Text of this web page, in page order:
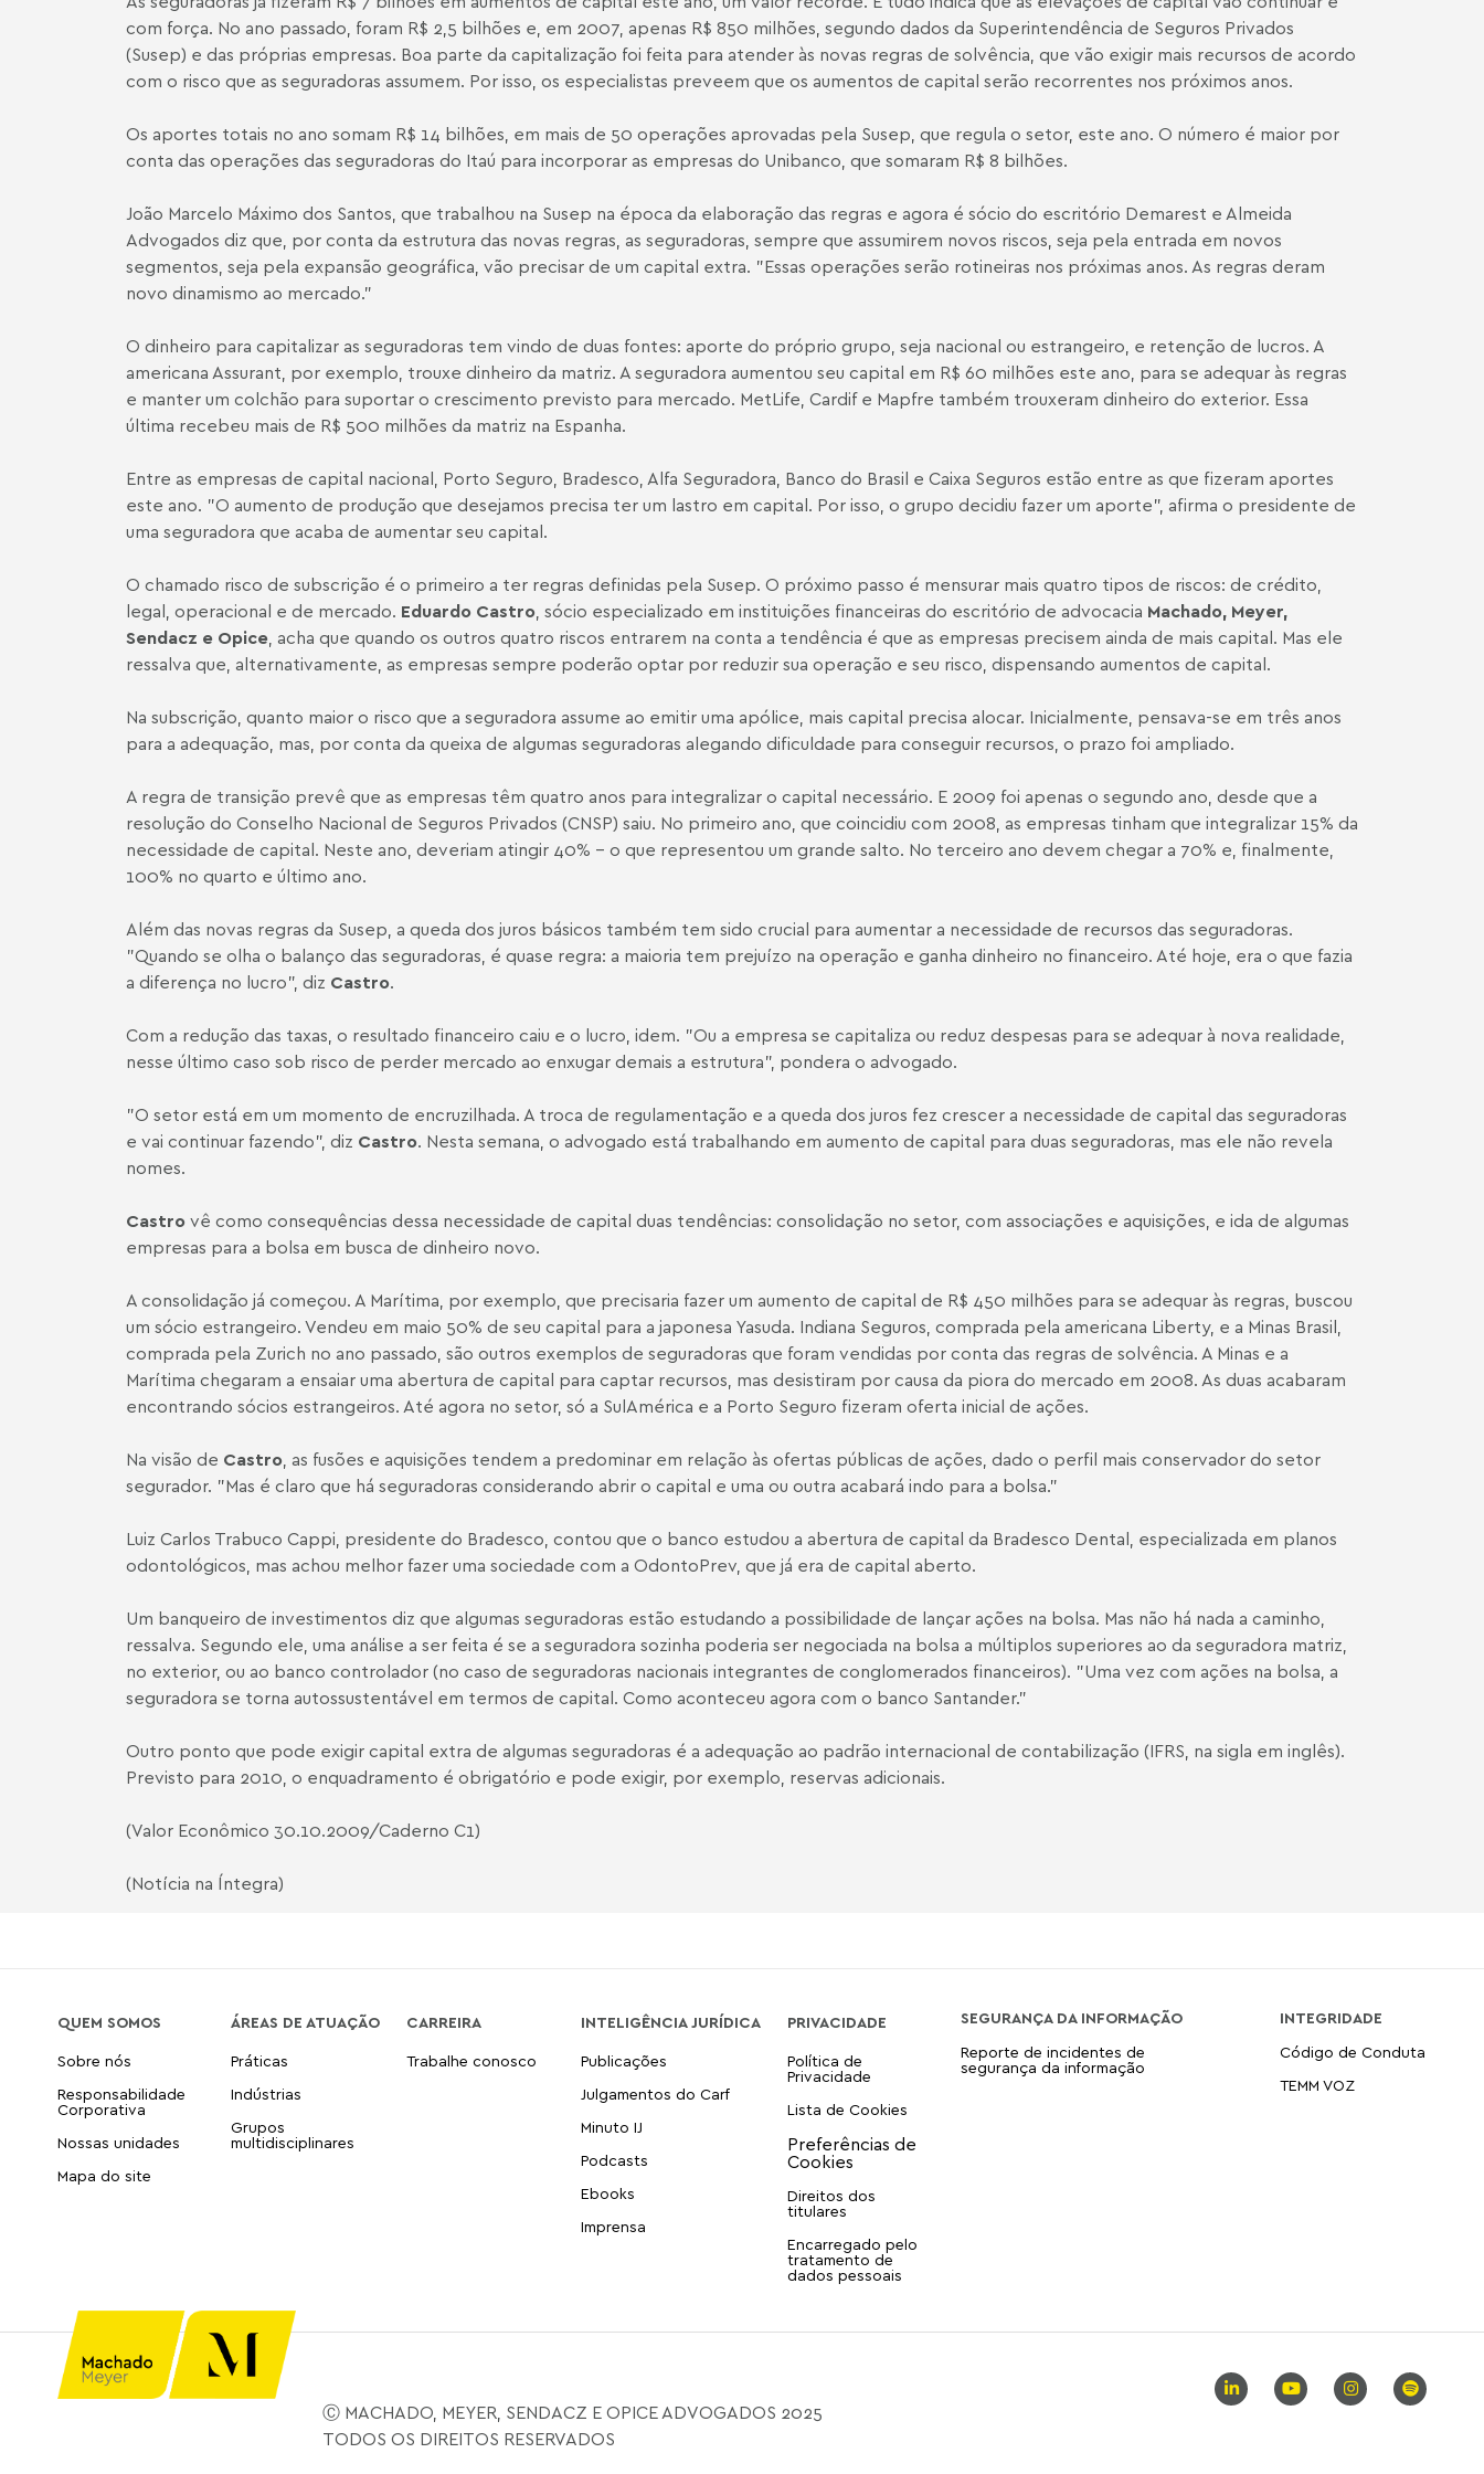
com força. No ano passado, foram R$ 2,5 bilhões e, em 2007, apenas R$ 850 milhões, segundo dados da Superintendência de Seguros Privados
(Susep) e das próprias empresas. Boa parte da capitalização foi feita para atender às novas regras de solvência, que vão exigir mais recursos de acordo
com o risco que as seguradoras assumem. Por isso, os especialistas preveem que os aumentos de capital serão recorrentes nos próximos anos.
Os aportes totais no ano somam R$ 14 bilhões, em mais de 50 operações aprovadas pela Susep, que regula o setor, este ano. O número é maior por
conta das operações das seguradoras do Itaú para incorporar as empresas do Unibanco, que somaram R$ 8 bilhões.
João Marcelo Máximo dos Santos, que trabalhou na Susep na época da elaboração das regras e agora é sócio do escritório Demarest e Almeida
Advogados diz que, por conta da estrutura das novas regras, as seguradoras, sempre que assumirem novos riscos, seja pela entrada em novos
segmentos, seja pela expansão geográfica, vão precisar de um capital extra. "Essas operações serão rotineiras nos próximas anos. As regras deram
novo dinamismo ao mercado."
O dinheiro para capitalizar as seguradoras tem vindo de duas fontes: aporte do próprio grupo, seja nacional ou estrangeiro, e retenção de lucros. A
americana Assurant, por exemplo, trouxe dinheiro da matriz. A seguradora aumentou seu capital em R$ 60 milhões este ano, para se adequar às regras
e manter um colchão para suportar o crescimento previsto para mercado. MetLife, Cardif e Mapfre também trouxeram dinheiro do exterior. Essa
última recebeu mais de R$ 500 milhões da matriz na Espanha.
Entre as empresas de capital nacional, Porto Seguro, Bradesco, Alfa Seguradora, Banco do Brasil e Caixa Seguros estão entre as que fizeram aportes
este ano. "O aumento de produção que desejamos precisa ter um lastro em capital. Por isso, o grupo decidiu fazer um aporte", afirma o presidente de
uma seguradora que acaba de aumentar seu capital.
O chamado risco de subscrição é o primeiro a ter regras definidas pela Susep. O próximo passo é mensurar mais quatro tipos de riscos: de crédito,
legal, operacional e de mercado. Eduardo Castro, sócio especializado em instituições financeiras do escritório de advocacia Machado, Meyer,
Sendacz e Opice, acha que quando os outros quatro riscos entrarem na conta a tendência é que as empresas precisem ainda de mais capital. Mas ele
ressalva que, alternativamente, as empresas sempre poderão optar por reduzir sua operação e seu risco, dispensando aumentos de capital.
Na subscrição, quanto maior o risco que a seguradora assume ao emitir uma apólice, mais capital precisa alocar. Inicialmente, pensava-se em três anos
para a adequação, mas, por conta da queixa de algumas seguradoras alegando dificuldade para conseguir recursos, o prazo foi ampliado.
A regra de transição prevê que as empresas têm quatro anos para integralizar o capital necessário. E 2009 foi apenas o segundo ano, desde que a
resolução do Conselho Nacional de Seguros Privados (CNSP) saiu. No primeiro ano, que coincidiu com 2008, as empresas tinham que integralizar 15% da
necessidade de capital. Neste ano, deveriam atingir 40% - o que representou um grande salto. No terceiro ano devem chegar a 70% e, finalmente,
100% no quarto e último ano.
Além das novas regras da Susep, a queda dos juros básicos também tem sido crucial para aumentar a necessidade de recursos das seguradoras.
"Quando se olha o balanço das seguradoras, é quase regra: a maioria tem prejuízo na operação e ganha dinheiro no financeiro. Até hoje, era o que fazia
a diferença no lucro", diz Castro.
Com a redução das taxas, o resultado financeiro caiu e o lucro, idem. "Ou a empresa se capitaliza ou reduz despesas para se adequar à nova realidade,
nesse último caso sob risco de perder mercado ao enxugar demais a estrutura", pondera o advogado.
"O setor está em um momento de encruzilhada. A troca de regulamentação e a queda dos juros fez crescer a necessidade de capital das seguradoras
e vai continuar fazendo", diz Castro. Nesta semana, o advogado está trabalhando em aumento de capital para duas seguradoras, mas ele não revela
nomes.
Castro vê como consequências dessa necessidade de capital duas tendências: consolidação no setor, com associações e aquisições, e ida de algumas
empresas para a bolsa em busca de dinheiro novo.
A consolidação já começou. A Marítima, por exemplo, que precisaria fazer um aumento de capital de R$ 450 milhões para se adequar às regras, buscou
um sócio estrangeiro. Vendeu em maio 50% de seu capital para a japonesa Yasuda. Indiana Seguros, comprada pela americana Liberty, e a Minas Brasil,
comprada pela Zurich no ano passado, são outros exemplos de seguradoras que foram vendidas por conta das regras de solvência. A Minas e a
Marítima chegaram a ensaiar uma abertura de capital para captar recursos, mas desistiram por causa da piora do mercado em 2008. As duas acabaram
encontrando sócios estrangeiros. Até agora no setor, só a SulAmérica e a Porto Seguro fizeram oferta inicial de ações.
Na visão de Castro, as fusões e aquisições tendem a predominar em relação às ofertas públicas de ações, dado o perfil mais conservador do setor
segurador. "Mas é claro que há seguradoras considerando abrir o capital e uma ou outra acabará indo para a bolsa."
Luiz Carlos Trabuco Cappi, presidente do Bradesco, contou que o banco estudou a abertura de capital da Bradesco Dental, especializada em planos
odontológicos, mas achou melhor fazer uma sociedade com a OdontoPrev, que já era de capital aberto.
Um banqueiro de investimentos diz que algumas seguradoras estão estudando a possibilidade de lançar ações na bolsa. Mas não há nada a caminho,
ressalva. Segundo ele, uma análise a ser feita é se a seguradora sozinha poderia ser negociada na bolsa a múltiplos superiores ao da seguradora matriz,
no exterior, ou ao banco controlador (no caso de seguradoras nacionais integrantes de conglomerados financeiros). "Uma vez com ações na bolsa, a
seguradora se torna autossustentável em termos de capital. Como aconteceu agora com o banco Santander."
Outro ponto que pode exigir capital extra de algumas seguradoras é a adequação ao padrão internacional de contabilização (IFRS, na sigla em inglês).
Previsto para 2010, o enquadramento é obrigatório e pode exigir, por exemplo, reservas adicionais.
(Valor Econômico 30.10.2009/Caderno C1)
(Notícia na Íntegra)
QUEM SOMOS
Sobre nós
Responsabilidade
Corporativa
Nossas unidades
Mapa do site
ÁREAS DE ATUAÇÃO
Práticas
Indústrias
Grupos
multidisciplinares
CARREIRA
Trabalhe conosco
INTELIGÊNCIA JURÍDICA
Publicações
Julgamentos do Carf
Minuto IJ
Podcasts
Ebooks
Imprensa
PRIVACIDADE
Política de
Privacidade
Lista de Cookies
Direitos dos
titulares
Encarregado pelo
tratamento de
dados pessoais
SEGURANÇA DA INFORMAÇÃO
Reporte de incidentes de
segurança da informação
INTEGRIDADE
Código de Conduta
TEMM VOZ
Ⓒ MACHADO, MEYER, SENDACZ E OPICE ADVOGADOS 2025
TODOS OS DIREITOS RESERVADOS